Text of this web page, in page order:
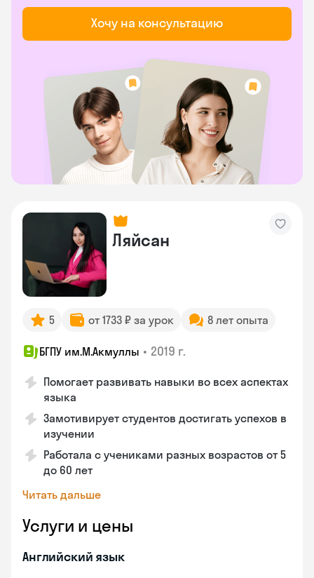
Хочу на консультацию
Ляйсан
5 от 1733 ₽ за урок 8 лет опыта
БГПУ им.М.Акмуллы • 2019 г.
Помогает развивать навыки во всех аспектах
языка
Замотивирует студентов достигать успехов в
изучении
Работала с учениками разных возрастов от 5
до 60 лет
Читать дальше
Услуги и цены
Английский язык